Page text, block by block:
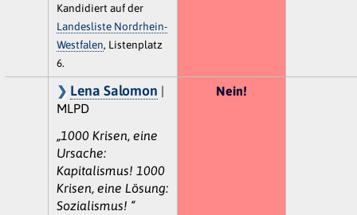
Kandidiert auf der
Landesliste Nordrhein-
Westfalen, Listenplatz
6.
Lena Salomon |
MLPD
„1000 Krisen, eine
Ursache:
Kapitalismus! 1000
Krisen, eine Lösung:
Sozialismus! “
Nein!